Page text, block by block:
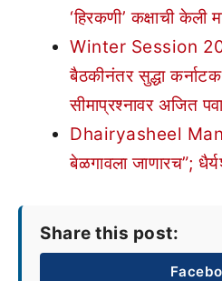
‘हिरकणी’ कक्षाची केली
Winter Session
बैठकीनंतर सुद्धा
सीमाप्रश्नावर अजित
Dhairyasheel Mane
बेळगावला जाणारच”;
Share this post: